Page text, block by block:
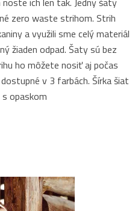
zero waste strihom. Strih
a využili sme celý materiál
žiaden odpad. Šaty sú bez
ho môžete nosiť aj počas
v 3 farbách. Šírka šiat
opaskom